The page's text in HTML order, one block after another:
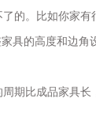
的。比如你家有
具的高度和边角
期比成品家具长